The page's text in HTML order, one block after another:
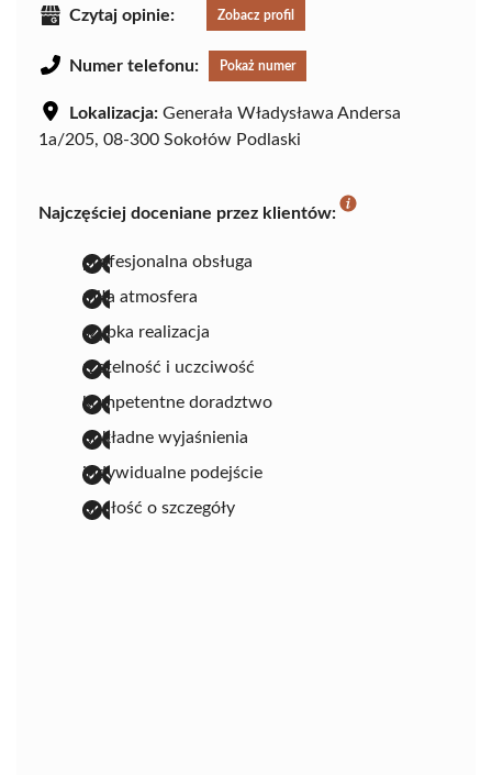
Czytaj opinie: Zobacz profil
Numer telefonu: Pokaż numer
Lokalizacja: Generała Władysława Andersa
1a/205, 08-300 Sokołów Podlaski
Najczęściej doceniane przez klientów:
profesjonalna obsługa
miła atmosfera
szybka realizacja
rzetelność i uczciwość
kompetentne doradztwo
dokładne wyjaśnienia
indywidualne podejście
dbałość o szczegóły